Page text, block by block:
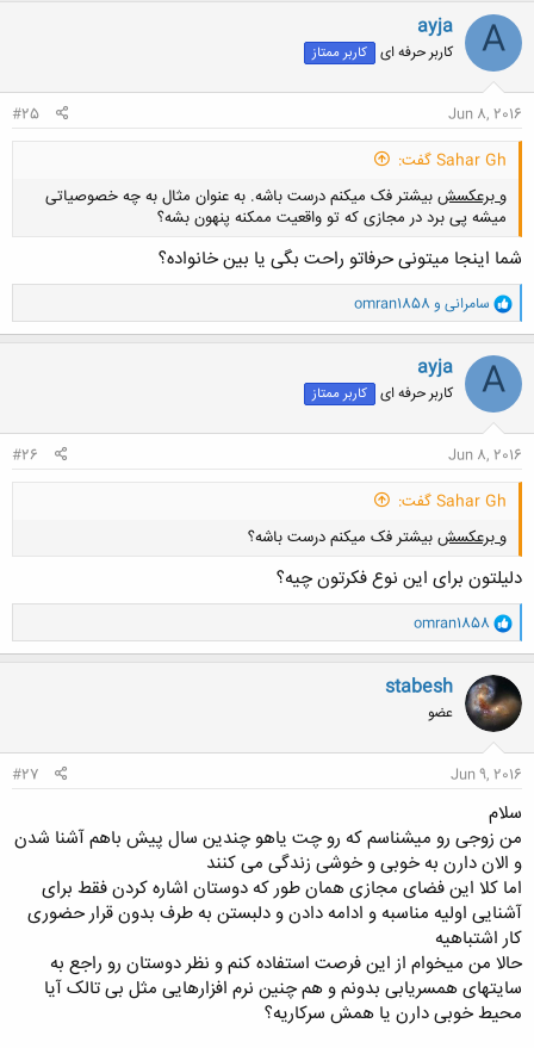
ن
ش
ه
ا
A
ayja
کاربر حرفه ای کاربر ممتاز
Jun 8, 2016
#25
Sahar Gh گفت:
و برعکسشبیشتر فک میکنم درست باشه. به عنوان مثال به چه خصوصیاتی
میشه پی برد در مجازی که تو واقعیت ممکنه پنهون بشه؟
شما اینجا میتونی حرفاتو راحت بگی یا بین خانواده؟
و
ا
ک
ن
ش
ه
ا
سامرانی و omran1858
A
ayja
کاربر حرفه ای کاربر ممتاز
Jun 8, 2016
#26
Sahar Gh گفت:
و برعکسشبیشتر فک میکنم درست باشه؟
دلیلتون برای این نوع فکرتون چیه؟
و
ا
ک
ن
ش
ه
ا
omran1858
stabesh
عضو
Jun 9, 2016
#27
سلام
من زوجی رو میشناسم که رو چت یاهو چندین سال پیش باهم آشنا شدن
و الان دارن به خوبی و خوشی زندگی می کنند
اما کلا این فضای مجازی همان طور که دوستان اشاره کردن فقط برای
آشنایی اولیه مناسبه و ادامه دادن و دلبستن به طرف بدون قرار حضوری
کار اشتباهیه
حالا من میخوام از این فرصت استفاده کنم و نظر دوستان رو راجع به
سایتهای همسریابی بدونم و هم چنین نرم افزارهایی مثل بی تالک آیا
محیط خوبی دارن یا همش سرکاریه؟